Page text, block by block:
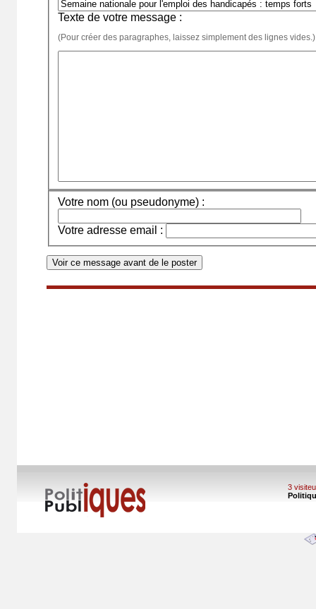
Texte de votre message :
(Pour créer des paragraphes, laissez simplement des lignes vides.)
Votre nom (ou pseudonyme) :
Votre adresse email :
3